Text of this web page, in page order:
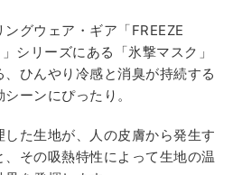
グウェア・ギア「FREEZE
シリーズにある「氷撃マスク」
ひんやり冷感と消臭が持続する
ーンにぴったり。
た生地が、人の皮膚から発生す
その吸熱特性によって生地の温